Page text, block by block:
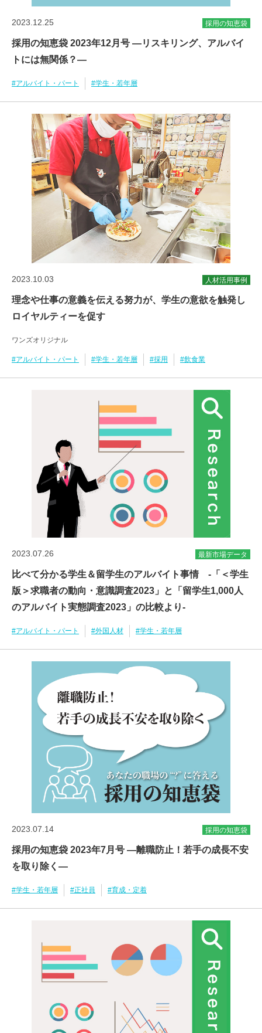
2023.12.25 採用の知恵袋
採用の知恵袋 2023年12月号 ―リスキリング、アルバイ
トには無関係？―
#アルバイト・パート #学生・若年層
2023.10.03 人材活用事例
理念や仕事の意義を伝える努力が、学生の意欲を触発し
ロイヤルティーを促す
ワンズオリジナル
#アルバイト・パート #学生・若年層 #採用 #飲食業
2023.07.26 最新市場データ
比べて分かる学生＆留学生のアルバイト事情 -「＜学生
版＞求職者の動向・意識調査2023」と「留学生1,000人
のアルバイト実態調査2023」の比較より-
#アルバイト・パート #外国人材 #学生・若年層
2023.07.14 採用の知恵袋
採用の知恵袋 2023年7月号 ―離職防止！若手の成長不安
を取り除く―
#学生・若年層 #正社員 #育成・定着